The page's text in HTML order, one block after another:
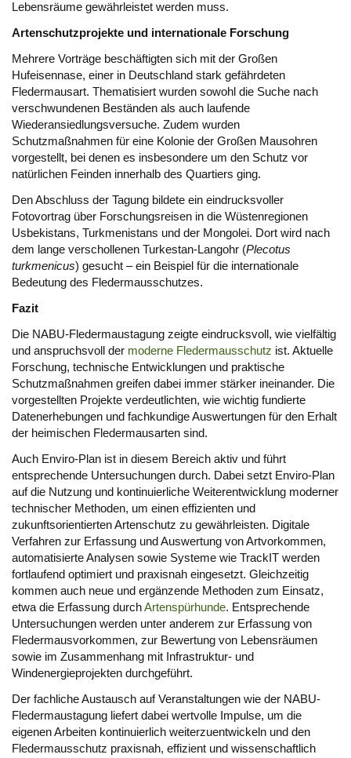
Lebensräume gewährleistet werden muss.
Artenschutzprojekte und internationale Forschung
Mehrere Vorträge beschäftigten sich mit der Großen
Hufeisennase, einer in Deutschland stark gefährdeten
Fledermausart. Thematisiert wurden sowohl die Suche nach
verschwundenen Beständen als auch laufende
Wiederansiedlungsversuche. Zudem wurden
Schutzmaßnahmen für eine Kolonie der Großen Mausohren
vorgestellt, bei denen es insbesondere um den Schutz vor
natürlichen Feinden innerhalb des Quartiers ging.
Den Abschluss der Tagung bildete ein eindrucksvoller
Fotovortrag über Forschungsreisen in die Wüstenregionen
Usbekistans, Turkmenistans und der Mongolei. Dort wird nach
dem lange verschollenen Turkestan-Langohr (Plecotus
turkmenicus) gesucht – ein Beispiel für die internationale
Bedeutung des Fledermausschutzes.
Fazit
Die NABU-Fledermaustagung zeigte eindrucksvoll, wie vielfältig
und anspruchsvoll der moderne Fledermausschutz ist. Aktuelle
Forschung, technische Entwicklungen und praktische
Schutzmaßnahmen greifen dabei immer stärker ineinander. Die
vorgestellten Projekte verdeutlichten, wie wichtig fundierte
Datenerhebungen und fachkundige Auswertungen für den Erhalt
der heimischen Fledermausarten sind.
Auch Enviro-Plan ist in diesem Bereich aktiv und führt
entsprechende Untersuchungen durch. Dabei setzt Enviro-Plan
auf die Nutzung und kontinuierliche Weiterentwicklung moderner
technischer Methoden, um einen effizienten und
zukunftsorientierten Artenschutz zu gewährleisten. Digitale
Verfahren zur Erfassung und Auswertung von Artvorkommen,
automatisierte Analysen sowie Systeme wie TrackIT werden
fortlaufend optimiert und praxisnah eingesetzt. Gleichzeitig
kommen auch neue und ergänzende Methoden zum Einsatz,
etwa die Erfassung durchArtenspürhunde. Entsprechende
Untersuchungen werden unter anderem zur Erfassung von
Fledermausvorkommen, zur Bewertung von Lebensräumen
sowie im Zusammenhang mit Infrastruktur- und
Windenergieprojekten durchgeführt.
Der fachliche Austausch auf Veranstaltungen wie der NABU-
Fledermaustagung liefert dabei wertvolle Impulse, um die
eigenen Arbeiten kontinuierlich weiterzuentwickeln und den
Fledermausschutz praxisnah, effizient und wissenschaftlich